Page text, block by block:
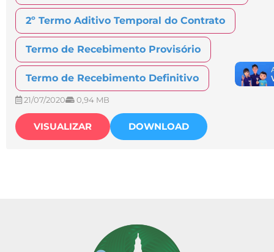
2º Termo Aditivo Temporal do Contrato
Termo de Recebimento Provisório
Termo de Recebimento Definitivo
21/07/2020 0,94 MB
VISUALIZAR DOWNLOAD